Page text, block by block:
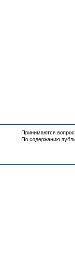
Принимаются
По содержанию